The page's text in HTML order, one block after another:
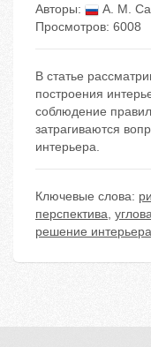
Авторы:
А. М.
Просмотров: 6008
В статье
построения
соблюдение
затрагиваются
интерьера.
Ключевые слова:
перспектива,
решение интерьера